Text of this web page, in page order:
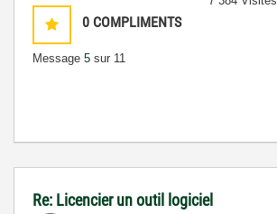
0 COMPLIMENTS
Message 5 sur 11
Re: Licencier un outil logiciel